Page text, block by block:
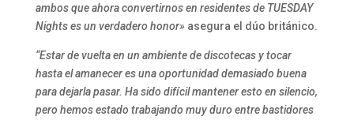
ambos que ahora convertirnos en residentes de TUESDAY
Nights es un verdadero honor» asegura el dúo británico.
“Estar de vuelta en un ambiente de discotecas y tocar
hasta el amanecer es una oportunidad demasiado buena
para dejarla pasar. Ha sido difícil mantener esto en silencio,
pero hemos estado trabajando muy duro entre bastidores